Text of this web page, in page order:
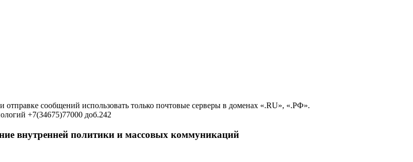
сообщений использовать только почтовые серверы в доменах «.RU», «.РФ».
+7(34675)77000 доб.242
внутренней политики и массовых коммуникаций